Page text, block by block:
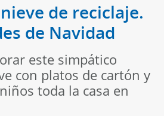
de reciclaje.
de Navidad
este simpático
con platos de cartón y
toda la casa en